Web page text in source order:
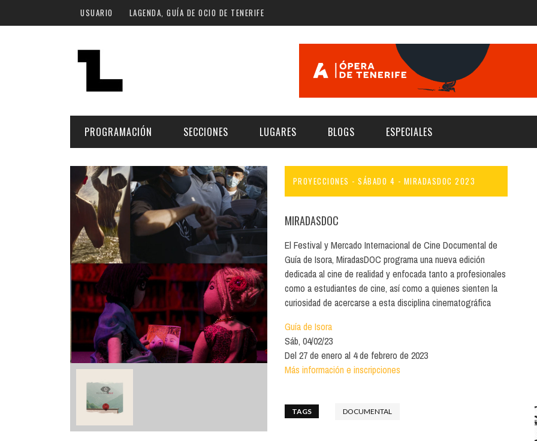
Pasar al contenido principal
USUARIO LAGENDA, GUÍA DE OCIO DE TENERIFE
PROGRAMACIÓN
FECHA
Hoy
Plan Finde
LUGAR
Norte
Santa Cruz | La Laguna
Islas
Deporte y Naturaleza
Gastro
Infantil
SECCIONES
MÚSICA
ESCÉNICAS
CULTURA
GASTRONOMÍA
INFANTIL
LUGARES
ARTE | MUSEOS
SALAS Y AUDITORIOS
ESPACIOS CULTURALES
NOCHE
LOCALES CON ACTUACIONES
COMERCIO
GASTRO
FORMATIVO
BLOGS ESPECIALES
FESTIVAL BOREAL 2026
XXVII VERANO DE CUENTO
PROYECCIONES - SÁBADO 4 - MIRADASDOC 2023
MIRADASDOC
El Festival y Mercado Internacional de Cine Documental de
Guía de Isora, MiradasDOC programa una nueva edición
dedicada al cine de realidad y enfocada tanto a profesionales
como a estudiantes de cine, así como a quienes sienten la
curiosidad de acercarse a esta disciplina cinematográfica
Guía de Isora
Sáb, 04/02/23
Del 27 de enero al 4 de febrero de 2023
Más información e inscripciones
TAGS DOCUMENTAL